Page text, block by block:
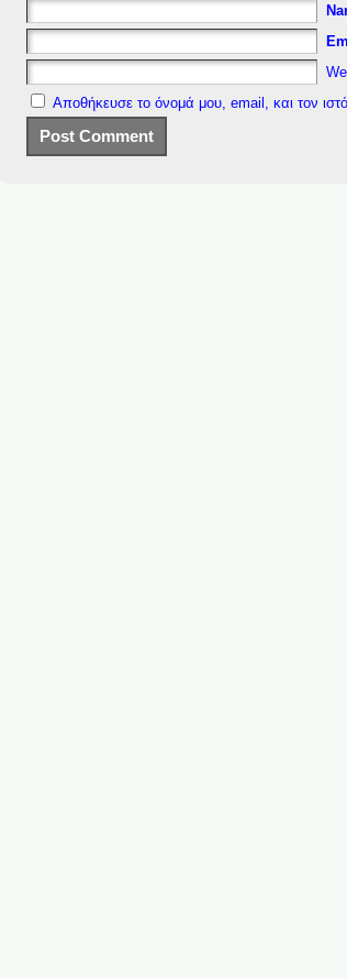
Αποθήκευσε το όνομά μου, email, και τον